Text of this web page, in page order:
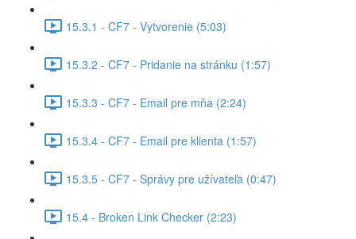
15.3.1 - CF7 - Vytvorenie (5:03)
15.3.2 - CF7 - Pridanie na stránku (1:57)
15.3.3 - CF7 - Email pre mňa (2:24)
15.3.4 - CF7 - Email pre klienta (1:57)
15.3.5 - CF7 - Správy pre užívateľa (0:47)
15.4 - Broken Link Checker (2:23)